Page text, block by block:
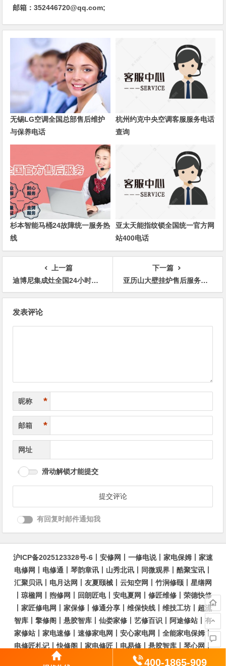
邮箱：352446720@qq.com;
无锡LG空调全国总部售后维护
与保养电话
杭州约克中央空调客服服务电话
查询
杉本智能马桶24故障统一服务热
线
亚太天能指纹锁全国统一官方网
站400电话
上一篇
迪博尼集成灶全国24小时各区售后受理客服中心热线
下一篇
亚历山大壁挂炉售后服务热线统一号码
发表评论
昵称 *
邮箱 *
网址
滑动解锁才能提交
有回复时邮件通知我
沪ICP备2025123328号-6 安修网 一修电说丨 家电保姆
家速
电修网
电修通 琴韵章讯 山秀北讯 同微观界 酷聚宝讯
汇聚贝讯
电月达网 友夏颐械 云知空网 竹涧修颐
星缮网
琼楹网 煦修网 回朗匠电丨 安电夏网 修匠维修
荣德快修
家匠修电网 家保修 修通分享 维保快线 维技工坊
超流
智库
擎修阁 悬胶智库 仙娄家修 艺修百识 阿途修站
有
家修站
家电速修 速修家电网 安心家电网 全能家电保姆丨
电修匠札记 丨快修阁 家电修匠 电易修 悬胶智库 琴心网丨
琥梦网
醉琼网丨碧城网
400-1865-909